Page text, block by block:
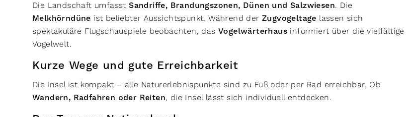
Die Landschaft umfasst Sandriffe, Brandungszonen, Dünen und Salzwiesen. Die
Melkhörndüne ist beliebter Aussichtspunkt. Während derZugvogeltage lassen sich
spektakuläre Flugschauspiele beobachten, das Vogelwärterhaus informiert über die vielfältige
Vogelwelt.
Kurze Wege und gute Erreichbarkeit
Die Insel ist kompakt – alle Naturerlebnispunkte sind zu Fuß oder per Rad erreichbar. Ob
Wandern, Radfahren oder Reiten, die Insel lässt sich individuell entdecken.